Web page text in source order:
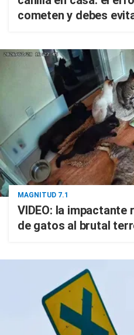
cometen y debes
MAGNITUD 7.1
VIDEO: la impactante
de gatos al brutal